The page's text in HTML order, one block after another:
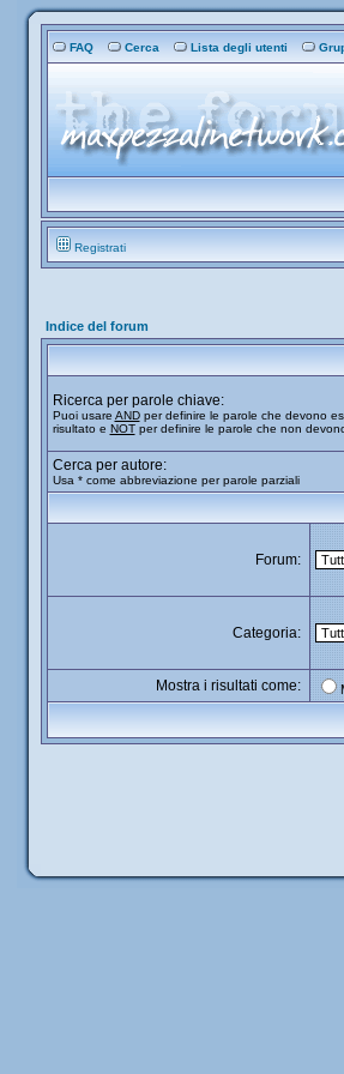
FAQ Cerca Lista degli utenti
Registrati
Indice del forum
Ricerca per parole chiave:
Puoi usare ANDper definire le parole che devono
risultato e NOTper definire le parole che non
Cerca per autore:
Usa * come abbreviazione per parole parziali
Forum:
Categoria:
Mostra i risultati come: